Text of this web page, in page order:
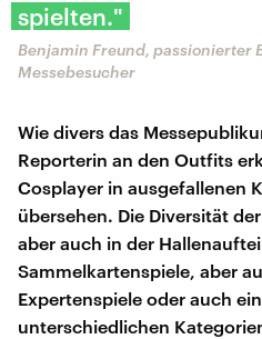
spielten."
Benjamin Freund, passionierter
Messebesucher
Wie divers das
Reporterin an den Outfits
Cosplayer in ausgefallenen
übersehen. Die Diversität
aber auch in der
Sammelkartenspiele, aber
Expertenspiele oder auch
unterschiedlichen